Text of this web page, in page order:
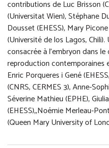
contributions de Luc Brisson
(Universitat Wien), Stéphane
Dousset (EHESS), Mary
(Université de los Lagos,
consacrée à l’embryon dans
reproduction contemporaines
Enric Porqueres i Gené
(CNRS, CERMES 3), Anne-
Séverine Mathieu (EPHE),
(EHESS),,Noémie Merleau-
(Queen Mary University of